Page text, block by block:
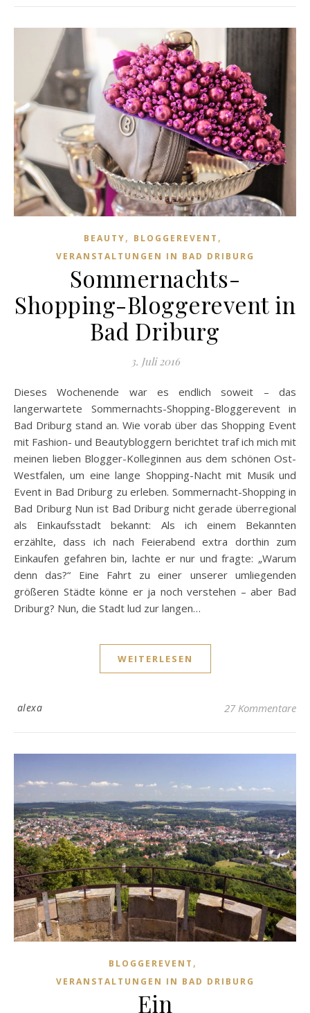
BEAUTY, BLOGGEREVENT ,
VERANSTALTUNGEN IN BAD DRIBURG
Sommernachts-
Shopping-Bloggerevent in
Bad Driburg
3. Juli 2016
Dieses Wochenende war es endlich soweit – das
langerwartete Sommernachts-Shopping-Bloggerevent in
Bad Driburg stand an. Wie vorab über das Shopping Event
mit Fashion- und Beautybloggern berichtet traf ich mich mit
meinen lieben Blogger-Kolleginnen aus dem schönen Ost-
Westfalen, um eine lange Shopping-Nacht mit Musik und
Event in Bad Driburg zu erleben. Sommernacht-Shopping in
Bad Driburg Nun ist Bad Driburg nicht gerade überregional
als Einkaufsstadt bekannt: Als ich einem Bekannten
erzählte, dass ich nach Feierabend extra dorthin zum
Einkaufen gefahren bin, lachte er nur und fragte: „Warum
denn das?“ Eine Fahrt zu einer unserer umliegenden
größeren Städte könne er ja noch verstehen – aber Bad
Driburg? Nun, die Stadt lud zur langen…
WEITERLESEN
alexa 27 Kommentare
BLOGGEREVENT ,
VERANSTALTUNGEN IN BAD DRIBURG
Ein